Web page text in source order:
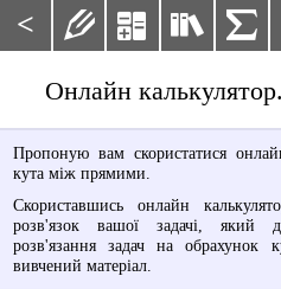
<    
Онлайн
Пропоную вам скористатися
кута між прямими.
Скориставшись онлайн
розв'язок вашої задачі, який
розв'язання задач на обрахунок
вивчений матеріал.